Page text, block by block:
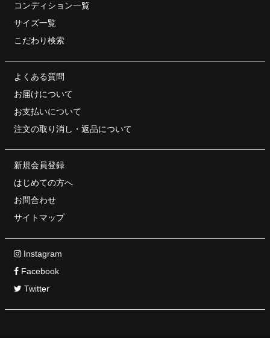
コンディション一覧
サイズ一覧
こだわり検索
よくある質問
お届けについて
お支払いについて
注文の取り消し・ 返品について
新規会員登録
はじめての方へ
お問合わせ
サイトマップ
Instagram
Facebook
Twitter